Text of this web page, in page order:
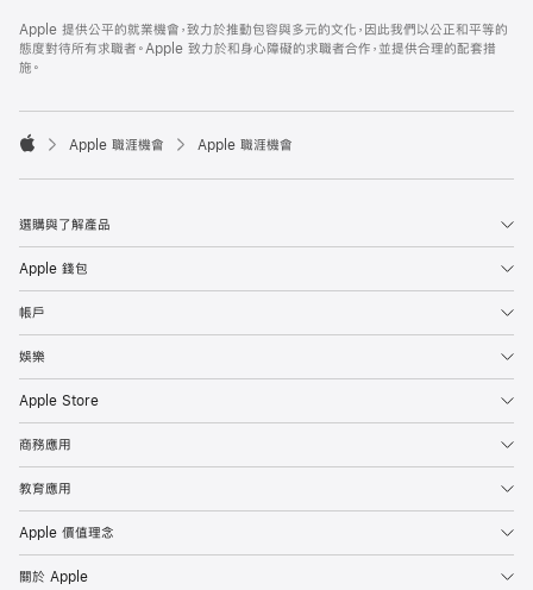
Footer
Apple 提供公平的就業機會，致力於推動包容與多元的文化，因此我們以公正和平等的
態度對待所有求職者。Apple 致力於和身心障礙的求職者合作，並提供合理的配套措
施。

Apple 職涯機會 Apple 職涯機會
選購與了解產品
Apple 錢包
帳戶
娛樂
Apple Store
商務應用
教育應用
Apple 價值理念
關於 Apple